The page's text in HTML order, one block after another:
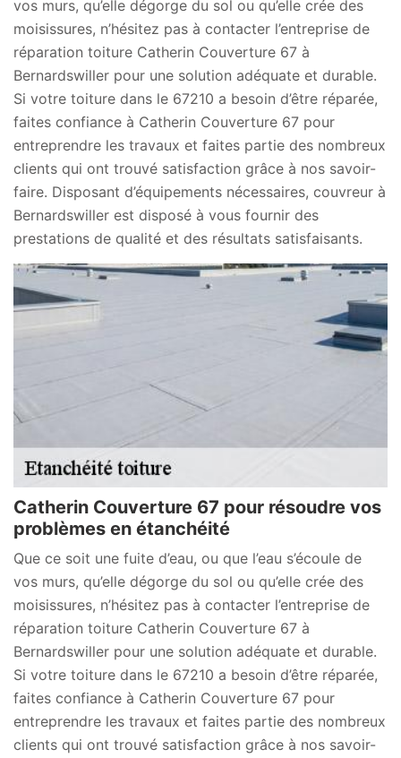
vos murs, qu’elle dégorge du sol ou qu’elle crée des
moisissures, n’hésitez pas à contacter l’entreprise de
réparation toiture Catherin Couverture 67 à
Bernardswiller pour une solution adéquate et durable.
Si votre toiture dans le 67210 a besoin d’être réparée,
faites confiance à Catherin Couverture 67 pour
entreprendre les travaux et faites partie des nombreux
clients qui ont trouvé satisfaction grâce à nos savoir-
faire. Disposant d’équipements nécessaires, couvreur à
Bernardswiller est disposé à vous fournir des
prestations de qualité et des résultats satisfaisants.
Catherin Couverture 67 pour résoudre vos
problèmes en étanchéité
Que ce soit une fuite d’eau, ou que l’eau s’écoule de
vos murs, qu’elle dégorge du sol ou qu’elle crée des
moisissures, n’hésitez pas à contacter l’entreprise de
réparation toiture Catherin Couverture 67 à
Bernardswiller pour une solution adéquate et durable.
Si votre toiture dans le 67210 a besoin d’être réparée,
faites confiance à Catherin Couverture 67 pour
entreprendre les travaux et faites partie des nombreux
clients qui ont trouvé satisfaction grâce à nos savoir-